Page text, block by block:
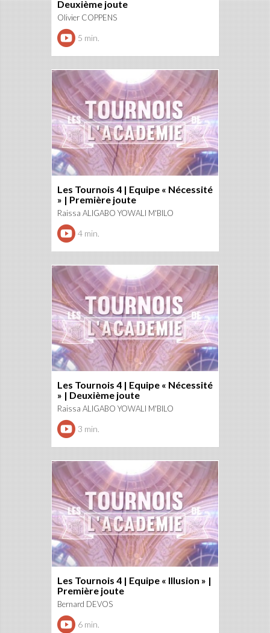
Deuxième joute
Olivier COPPENS
5 min.
Les Tournois 4 | Equipe « Nécessité
» | Première joute
Raissa ALIGABO YOWALI M'BILO
4 min.
Les Tournois 4 | Equipe « Nécessité
» | Deuxième joute
Raissa ALIGABO YOWALI M'BILO
3 min.
Les Tournois 4 | Equipe « Illusion » |
Première joute
Bernard DEVOS
6 min.